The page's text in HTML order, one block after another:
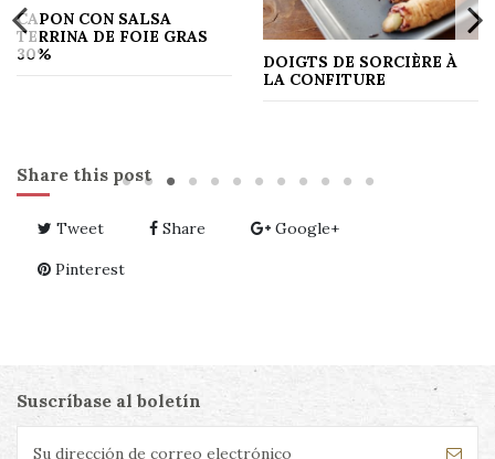
CAPON CON SALSA
TERRINA DE FOIE GRAS
30%
DOIGTS DE SORCIÈRE À
LA CONFITURE
Share this post
Tweet Share Google+
Pinterest
Suscríbase al boletín